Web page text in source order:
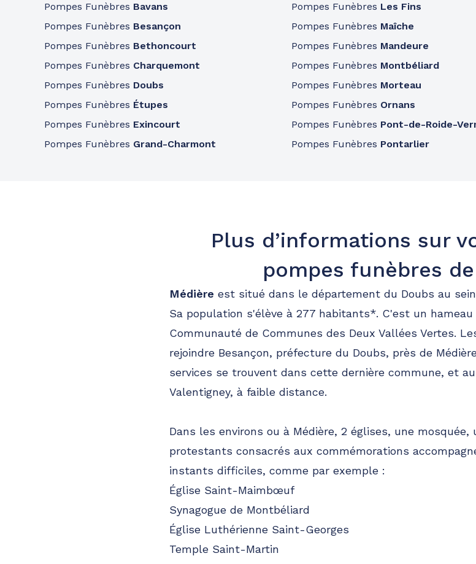
Pompes Funèbres Bavans
Pompes Funèbres Besançon
Pompes Funèbres Bethoncourt
Pompes Funèbres Charquemont
Pompes Funèbres Doubs
Pompes Funèbres Étupes
Pompes Funèbres Exincourt
Pompes Funèbres Grand-Charmont
Pompes Funèbres Les Fins
Pompes Funèbres Maîche
Pompes Funèbres Mandeure
Pompes Funèbres Montbéliard
Pompes Funèbres Morteau
Pompes Funèbres Ornans
Pompes Funèbres Pont-de-Roide-
Pompes Funèbres Pontarlier
Plus d’informations sur
pompes funèbres
Médière est situé dans le département du Doubs au
Sa population s'élève à 277 habitants*. C'est un
Communauté de Communes des Deux Vallées Vertes.
rejoindre Besançon, préfecture du Doubs, près de
services se trouvent dans cette dernière commune, et
Valentigney, à faible distance.
Dans les environs ou à Médière, 2 églises, une
protestants consacrés aux commémorations
instants difficiles, comme par exemple :
Église Saint-Maimbœuf
Synagogue de Montbéliard
Église Luthérienne Saint-Georges
Temple Saint-Martin